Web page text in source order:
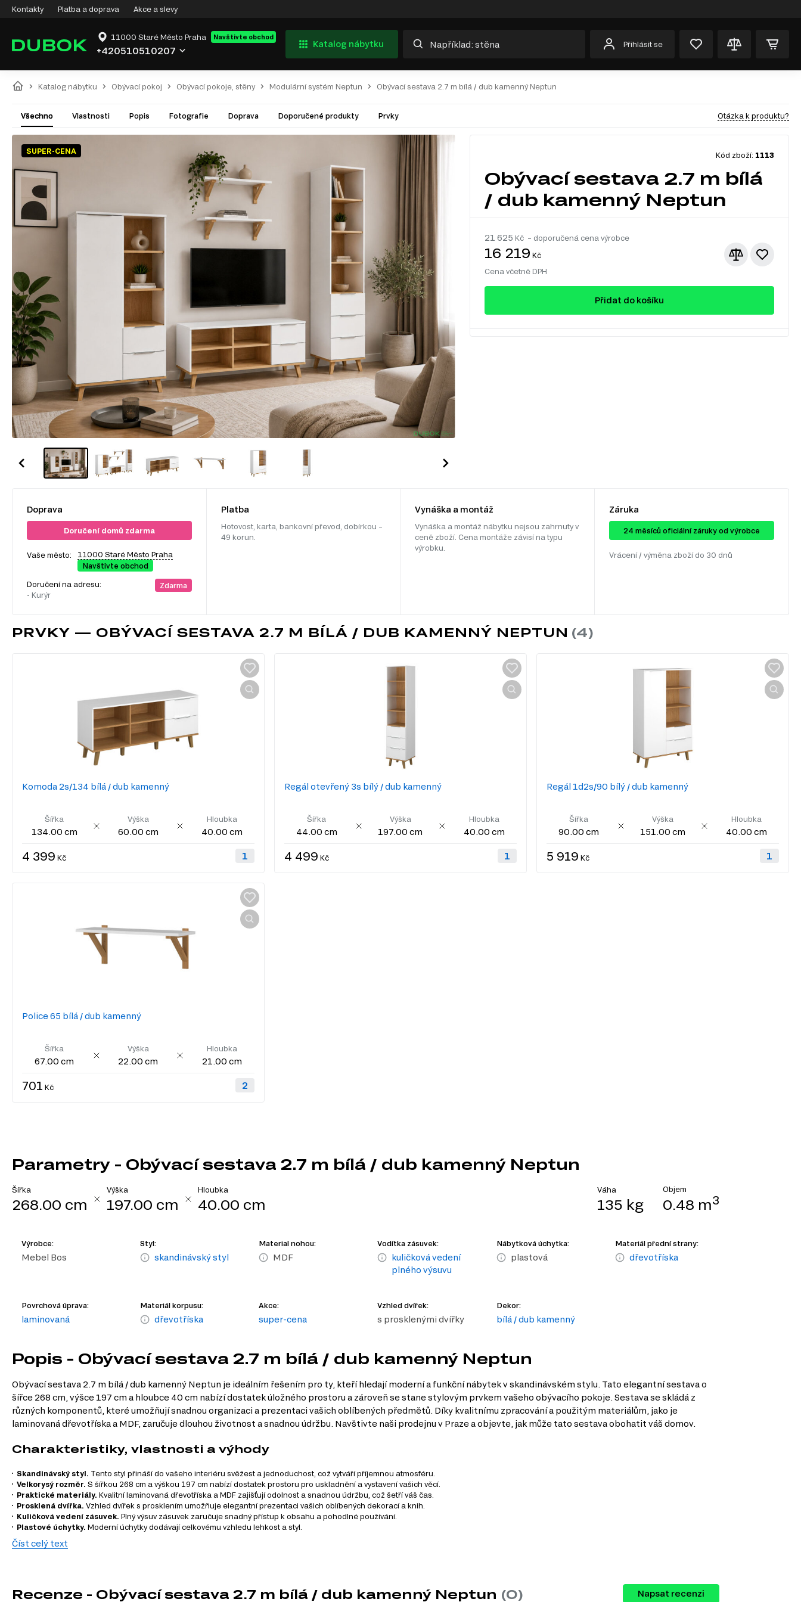
Kontakty Platba a doprava Akce a slevy
11000 Staré Město Praha Navštivte obchod
+420510510207
Katalog nábytku Přihlásit se
Katalog nábytku Obývací pokoj Obývací pokoje, stěny Modulární systém Neptun Obývací sestava 2.7 m bílá / dub kamenný Neptun
Všechno Vlastnosti Popis Fotografie Doprava Doporučené produkty Prvky Otázka k produktu?
SUPER-CENA Kód zboží: 1113
Obývací sestava 2.7 m bílá
/ dub kamenný Neptun
21 625 Kč – doporučená cena výrobce
16 219 Kč
Cena včetně DPH
Přidat do košíku
Doprava
Doručení domů zdarma
Vaše město:
11000 Staré Město Praha
Navštivte obchod
Doručení na adresu:
- Kurýr
Zdarma
Platba
Hotovost, karta, bankovní převod, dobírkou –
49 korun.
Vynáška a montáž
Vynáška a montáž nábytku nejsou zahrnuty v
ceně zboží. Cena montáže závisí na typu
výrobku.
Záruka
24 ​​​​měsíců oficiální záruky od výrobce
Vrácení / výměna zboží do 30 dnů
PRVKY — OBÝVACÍ SESTAVA 2.7 M BÍLÁ / DUB KAMENNÝ NEPTUN
Komoda 2s/134 bílá / dub kamenný
Šířka
134.00 cm
Výška
60.00 cm
Hloubka
40.00 cm
4 399 Kč
Regál otevřený 3s bílý / dub kamenný
Šířka
44.00 cm
Výška
197.00 cm
Hloubka
40.00 cm
4 499 Kč
Regál 1d2s/90 bílý / dub kamenný
Šířka
90.00 cm
Výška
151.00 cm
Hloubka
40.00 cm
5 919 Kč
Police 65 bílá / dub kamenný
Šířka
67.00 cm
Výška
22.00 cm
Hloubka
21.00 cm
701 Kč
Parametry - Obývací sestava 2.7 m bílá / dub kamenný Neptun
Šířka
268.00 cm
Výška
197.00 cm
Hloubka
40.00 cm
Váha
135 kg
Objem
0.48 m3
Výrobce:
Mebel Bos
Styl:
skandinávský styl
Material nohou:
MDF
Vodítka zásuvek:
kuličková vedení
plného výsuvu
Nábytková úchytka:
plastová
Materiál přední strany:
dřevotříska
Povrchová úprava:
laminovaná
Materiál korpusu:
dřevotříska
Akce:
super-cena
Vzhled dvířek:
s prosklenými dvířky
Dekor:
bílá / dub kamenný
Popis - Obývací sestava 2.7 m bílá / dub kamenný Neptun
Obývací sestava 2.7 m bílá / dub kamenný Neptun je ideálním řešením pro ty, kteří hledají moderní a funkční nábytek v skandinávském stylu. Tato elegantní sestava o
šířce 268 cm, výšce 197 cm a hloubce 40 cm nabízí dostatek úložného prostoru a zároveň se stane stylovým prvkem vašeho obývacího pokoje. Sestava se skládá z
různých komponentů, které umožňují snadnou organizaci a prezentaci vašich oblíbených předmětů. Díky kvalitnímu zpracování a použitým materiálům, jako je
laminovaná dřevotříska a MDF, zaručuje dlouhou životnost a snadnou údržbu. Navštivte naši prodejnu v Praze a objevte, jak může tato sestava obohatit váš domov.
Charakteristiky, vlastnosti a výhody
Skandinávský styl. Tento styl přináší do vašeho interiéru svěžest a jednoduchost, což vytváří příjemnou atmosféru.
Velkorysý rozměr. S šířkou 268 cm a výškou 197 cm nabízí dostatek prostoru pro uskladnění a vystavení vašich věcí.
Praktické materiály. Kvalitní laminovaná dřevotříska a MDF zajišťují odolnost a snadnou údržbu, což šetří váš čas.
Prosklená dvířka. Vzhled dvířek s prosklením umožňuje elegantní prezentaci vašich oblíbených dekorací a knih.
Kuličková vedení zásuvek. Plný výsuv zásuvek zaručuje snadný přístup k obsahu a pohodlné používání.
Plastové úchytky. Moderní úchytky dodávají celkovému vzhledu lehkost a styl.
Informace o sestavě
Regál 1d2s/90 bílý / dub kamenný Neptun, 1 ks – 90.00 cm x 151.00 cm x 40.00 cm
Číst celý text
Recenze - Obývací sestava 2.7 m bílá / dub kamenný Neptun (0) Napsat recenzi